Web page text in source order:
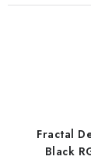
Fractal
Black